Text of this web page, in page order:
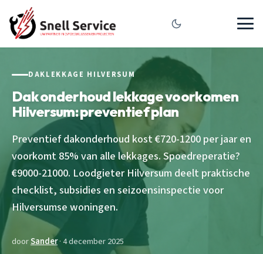
DAKLEKKAGE HILVERSUM
Dak onderhoud lekkage voorkomen
Hilversum: preventief plan
Preventief dakonderhoud kost €720-1200 per jaar en
voorkomt 85% van alle lekkages. Spoedreperatie?
€9000-21000. Loodgieter Hilversum deelt praktische
checklist, subsidies en seizoensinspectie voor
Hilversumse woningen.
doorSander· 4 december 2025